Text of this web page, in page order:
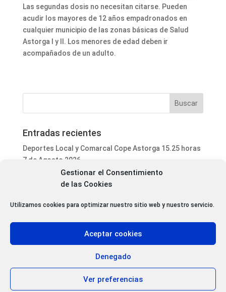
Gestionar el Consentimiento
de las Cookies
Utilizamos cookies para optimizar nuestro sitio web y nuestro servicio.
Aceptar cookies
Denegado
Ver preferencias
Las segundas dosis no necesitan citarse. Pueden
acudir los mayores de 12 años empadronados en
cualquier municipio de las zonas básicas de Salud
Astorga I y II. Los menores de edad deben ir
acompañados de un adulto.
Entradas recientes
Deportes Local y Comarcal Cope Astorga 15.25 horas
7 de Agosto 2026
Informativo Mediodía Cope Astorga 14.20 horas 7 de
Agosto 2026
San Justo de la Vega acoge este fin de semana un
Programa Local Cope Astorga 7 de Agosto 2026
Abiertas las inscripciones para el XXVII Torneo de
Ajedrez de las Fiestas de Santa Marta